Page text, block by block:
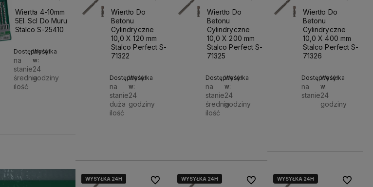
Wiertła 4-10mm
5El. Scl Do Muru
Stalco S-25410
Dostępność:
na
stanie
średnia
ilość
Wysyłka
w:
24
godziny
Wiertło Do
Betonu
Cylindryczne
10,0 X 120 mm
Stalco Perfect S-
71322
Dostępność:
na
stanie
duża
ilość
Wysyłka
w:
24
godziny
Wiertło Do
Betonu
Cylindryczne
10,0 X 200 mm
Stalco Perfect S-
71325
Dostępność:
na
stanie
średnia
ilość
Wysyłka
w:
24
godziny
Wiertło Do
Betonu
Cylindryczne
10,0 X 400 mm
Stalco Perfect S-
71326
Dostępność:
na
stanie
Wysyłka
w:
24
godziny
WYSYŁKA 24H
WYSYŁKA 24H
WYSYŁKA 24H Do ulubionychWYSYŁKA 24H Do ulubionychWYSYŁKA 24H Do